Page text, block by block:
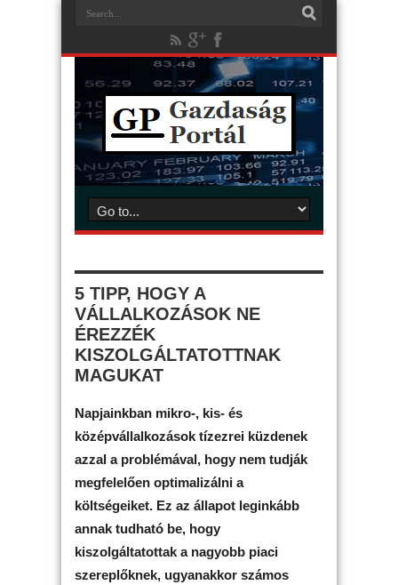
5 TIPP, HOGY A
VÁLLALKOZÁSOK NE
ÉREZZÉK
KISZOLGÁLTATOTTNAK
MAGUKAT
Napjainkban mikro-, kis- és
középvállalkozások tízezrei küzdenek
azzal a problémával, hogy nem tudják
megfelelően optimalizálni a
költségeiket. Ez az állapot leginkább
annak tudható be, hogy
kiszolgáltatottak a nagyobb piaci
szereplőknek, ugyanakkor számos